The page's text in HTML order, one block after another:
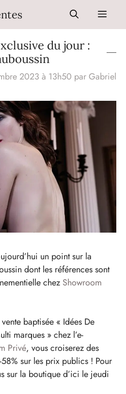
Menu
du jour :
2023 à 13h50 parGabriel
un point sur la
dont les références sont
chez Showroom
baptisée « Idées De
marques » chez l’e-
Privé, vous croiserez des
sur les prix publics ! Pour
sur la boutique d’ici le jeudi